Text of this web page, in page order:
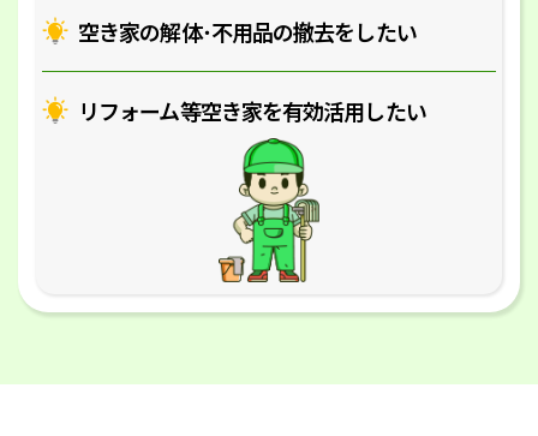
空き家の解体･不用品の撤去をしたい
リフォーム等空き家を有効活用したい